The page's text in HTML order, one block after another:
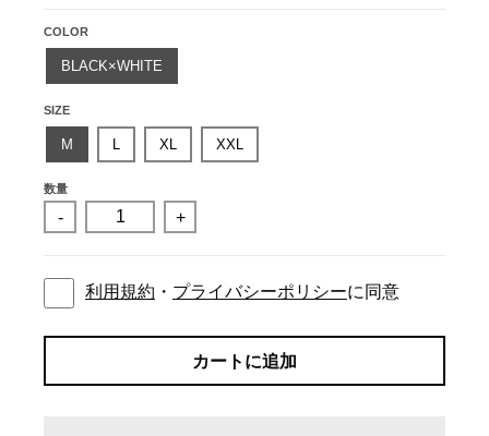
COLOR
BLACK×WHITE
SIZE
M L XL XXL
数量
- +
利用規約 ・ プライバシーポリシーに同意
カートに追加